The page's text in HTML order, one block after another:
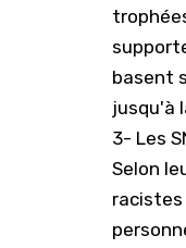
basent
jusqu'à
3- Les
Selon
racistes